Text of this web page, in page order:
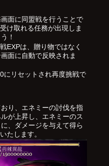
面に同盟戦を行うことで
け取れる任務が出現しま
！
EXPは、贈り物ではなく
面に自動で反映されま
にリセットされ再度挑戦で
り、エネミーの討伐を指
が上昇し、エネミーのス
、ダメージを与えて得ら
たします。